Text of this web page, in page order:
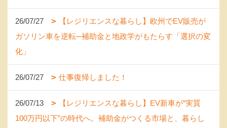
26/07/27
【レジリエンスな暮らし】欧州でEV販売が
ガソリン車を逆転─補助金と地政学がもたらす「選択の変
化」
26/07/27 仕事復帰しました！
26/07/13
【レジリエンスな暮らし】EV新車が“実質
100万円以下”の時代へ。補助金がつくる市場と、暮らし